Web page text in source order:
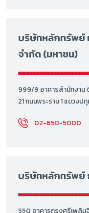
บริษัทหลักทรัพย์
จำกัด (มหาชน)
999/9 อาคารสำนักงาน
21 ถนนพระราม 1 แขวง
02-658-5000
บริษัทหลักทรัพย์
550 อาคารกรุงศรีเพลิน